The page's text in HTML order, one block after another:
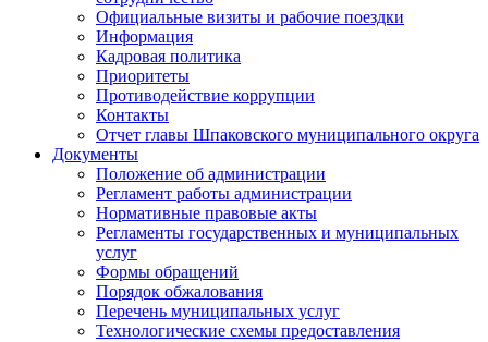
Официальные визиты и рабочие поездки
Информация
Кадровая политика
Приоритеты
Противодействие коррупции
Контакты
Отчет главы Шпаковского муниципального округа
Документы
Положение об администрации
Регламент работы администрации
Нормативные правовые акты
Регламенты государственных и муниципальных
услуг
Формы обращений
Порядок обжалования
Перечень муниципальных услуг
Технологические схемы предоставления